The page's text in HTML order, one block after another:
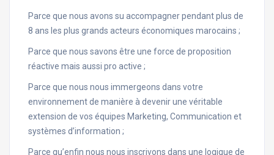
Parce que nous avons su accompagner pendant plus de
8 ans les plus grands acteurs économiques marocains ;
Parce que nous savons être une force de proposition
réactive mais aussi pro active ;
Parce que nous nous immergeons dans votre
environnement de manière à devenir une véritable
extension de vos équipes Marketing, Communication et
systèmes d’information ;
Parce qu’enfin nous nous inscrivons dans une logique de